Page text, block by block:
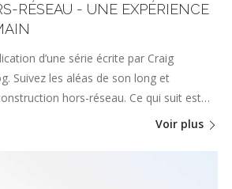
RÉSEAU - UNE EXPÉRIENCE
d’une série écrite par Craig
Suivez les aléas de son long et
hors-réseau. Ce qui suit est…
Voir plus